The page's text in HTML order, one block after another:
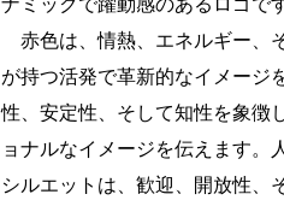
赤色は、情熱、エネルギー、
が持つ活発で革新的なイメージ
性、安定性、そして知性を象徴
ョナルなイメージを伝えます。
シルエットは、歓迎、開放性、